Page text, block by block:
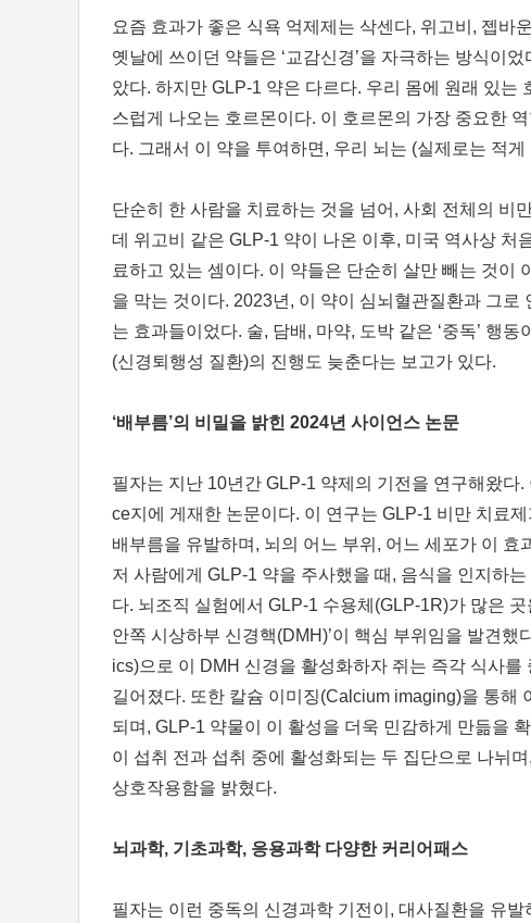
요즘 효과가 좋은 식욕 억제제는 삭센다, 위고비, 젭바
옛날에 쓰이던 약들은 ‘교감신경’을 자극하는 방식이
았다. 하지만 GLP-1 약은 다르다. 우리 몸에 원래 있
스럽게 나오는 호르몬이다. 이 호르몬의 가장 중요한
다. 그래서 이 약을 투여하면, 우리 뇌는 (실제로는 적
단순히 한 사람을 치료하는 것을 넘어, 사회 전체의 비
데 위고비 같은 GLP-1 약이 나온 이후, 미국 역사상 처
료하고 있는 셈이다. 이 약들은 단순히 살만 빼는 것이
을 막는 것이다. 2023년, 이 약이 심뇌혈관질환과 그로
는 효과들이었다. 술, 담배, 마약, 도박 같은 ‘중독’ 행
(신경퇴행성 질환)의 진행도 늦춘다는 보고가 있다.
‘배부름’의 비밀을 밝힌 2024년 사이언스 논문
필자는 지난 10년간 GLP-1 약제의 기전을 연구해왔다
ce지에 게재한 논문이다. 이 연구는 GLP-1 비만 치료
배부름을 유발하며, 뇌의 어느 부위, 어느 세포가 이 효
저 사람에게 GLP-1 약을 주사했을 때, 음식을 인지하
다. 뇌조직 실험에서 GLP-1 수용체(GLP-1R)가 많은
안쪽 시상하부 신경핵(DMH)’이 핵심 부위임을 발견
ics)으로 이 DMH 신경을 활성화하자 쥐는 즉각 식사를
길어졌다. 또한 칼슘 이미징(Calcium imaging)을 통해
되며, GLP-1 약물이 이 활성을 더욱 민감하게 만듦을
이 섭취 전과 섭취 중에 활성화되는 두 집단으로 나뉘
상호작용함을 밝혔다.
뇌과학, 기초과학, 응용과학 다양한 커리어패스
필자는 이런 중독의 신경과학 기전이, 대사질환을 유